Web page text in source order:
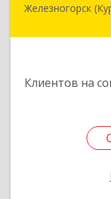
Железногорск
Клиентов на
307179,